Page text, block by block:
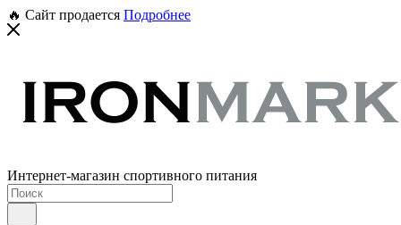
🔥 Сайт продается Подробнее
Интернет-магазин спортивного питания